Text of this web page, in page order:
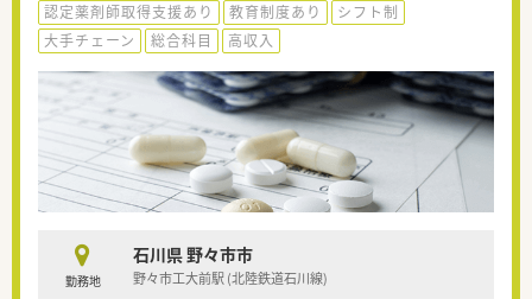
認定薬剤師取得支援あり
教育制度あり
シフト制
大手チェーン
総合科目 高収入
勤務地
石川県 野々市市
野々市工大前駅 (北陸鉄道石川線)